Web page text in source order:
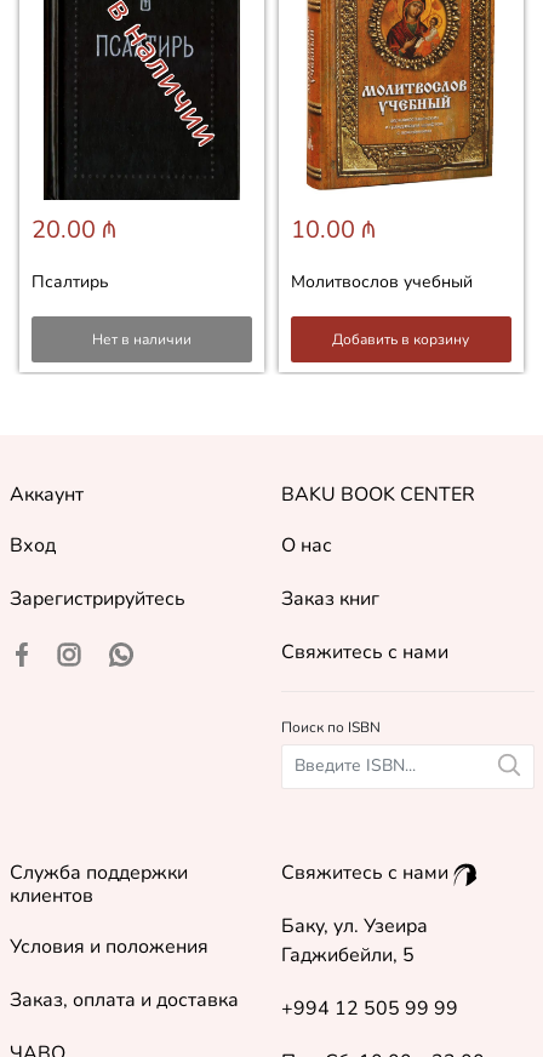
20.00 ₼
Псалтирь
Нет в наличии
10.00 ₼
Молитвослов учебный
Добавить в корзину
Аккаунт
Вход
Зарегистрируйтесь
BAKU BOOK CENTER
О нас
Заказ книг
Свяжитесь с нами
Поиск по ISBN
Служба поддержки
клиентов
Условия и положения
Заказ, оплата и доставка
Свяжитесь с нами
Баку, ул. Узеира
Гаджибейли, 5
+994 12 505 99 99